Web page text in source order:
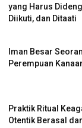
yang Harus
Diikuti, dan Ditaati
Iman Besar
Perempuan
Praktik Ritual
Otentik Berasal